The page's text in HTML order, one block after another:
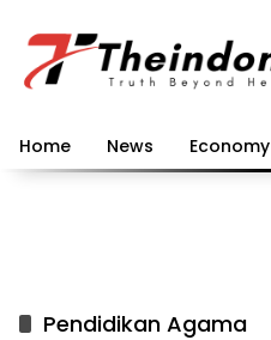
konten
Home News Economy
Pendidikan Agama